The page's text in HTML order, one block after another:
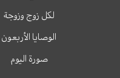
لكل زوج وزوجة
الوصايا الأربعون
صورة اليوم